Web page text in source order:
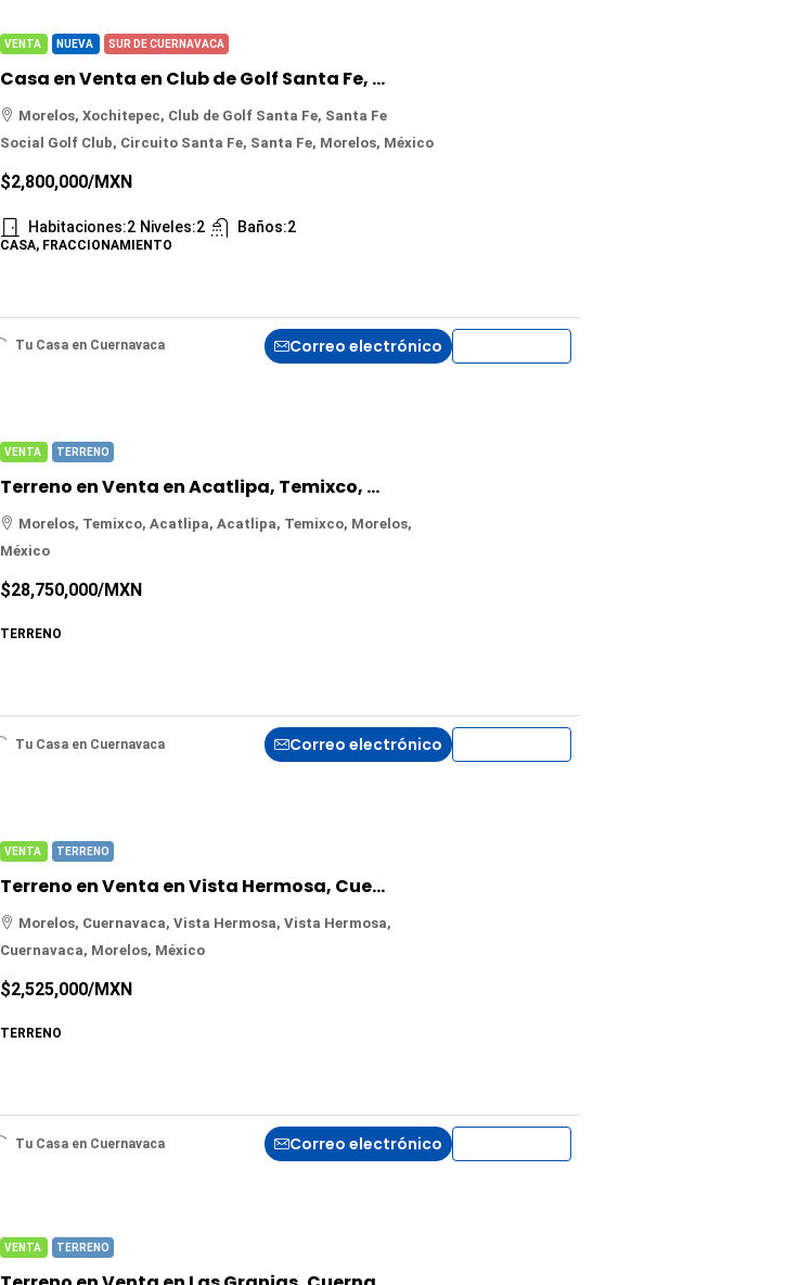
VENTA NUEVA SUR DE CUERNAVACA
Casa en Venta en Club de Golf Santa Fe, Xochitepec, Morelos
Morelos, Xochitepec, Club de Golf Santa Fe, Santa Fe
Social Golf Club, Circuito Santa Fe, Santa Fe, Morelos, México
$2,800,000/MXN
Habitaciones:2 Niveles:2 Baños:2
CASA, FRACCIONAMIENTO
Tu Casa en Cuernavaca Correo electrónico
VENTA TERRENO
Terreno en Venta en Acatlipa, Temixco, Morelos
Morelos, Temixco, Acatlipa, Acatlipa, Temixco, Morelos,
México
$28,750,000/MXN
TERRENO
Tu Casa en Cuernavaca Correo electrónico
VENTA TERRENO
Terreno en Venta en Vista Hermosa, Cuernavaca, Morelos
Morelos, Cuernavaca, Vista Hermosa, Vista Hermosa,
Cuernavaca, Morelos, México
$2,525,000/MXN
TERRENO
Tu Casa en Cuernavaca Correo electrónico
VENTA TERRENO